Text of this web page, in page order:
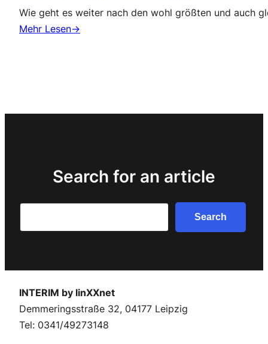
Wie geht es weiter nach den wohl größten und auch
Mehr Lesen→
Search for an article
Search
INTERIM by linXXnet
Demmeringsstraße 32, 04177 Leipzig
Tel: 0341/49273148